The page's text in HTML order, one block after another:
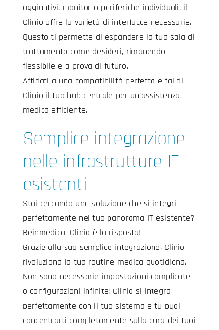
aggiuntivi, monitor o periferiche individuali, il
Clinio offre la varietà di interfacce necessarie.
Questo ti permette di espandere la tua sala di
trattamento come desideri, rimanendo
flessibile e a prova di futuro.
Affidati a una compatibilità perfetta e fai di
Clinio il tuo hub centrale per un’assistenza
medica efficiente.
Semplice integrazione
nelle infrastrutture IT
esistenti
Stai cercando una soluzione che si integri
perfettamente nel tuo panorama IT esistente?
Reinmedical Clinio è la risposta!
Grazie alla sua semplice integrazione, Clinio
rivoluziona la tua routine medica quotidiana.
Non sono necessarie impostazioni complicate
o configurazioni infinite: Clinio si integra
perfettamente con il tuo sistema e tu puoi
concentrarti completamente sulla cura dei tuoi